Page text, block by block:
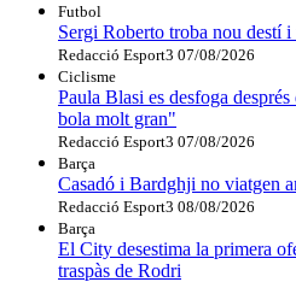
Futbol
Sergi Roberto troba nou destí
Redacció Esport3 07/08/2026
Ciclisme
Paula Blasi es desfoga
bola molt gran"
Redacció Esport3 07/08/2026
Barça
Casadó i Bardghji no viatgen
Redacció Esport3 08/08/2026
Barça
El City desestima la primera
traspàs de Rodri